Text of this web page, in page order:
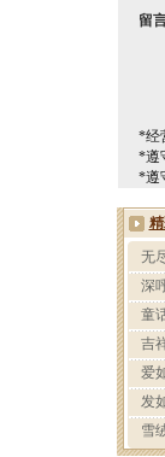
留
*经
*遵
*遵